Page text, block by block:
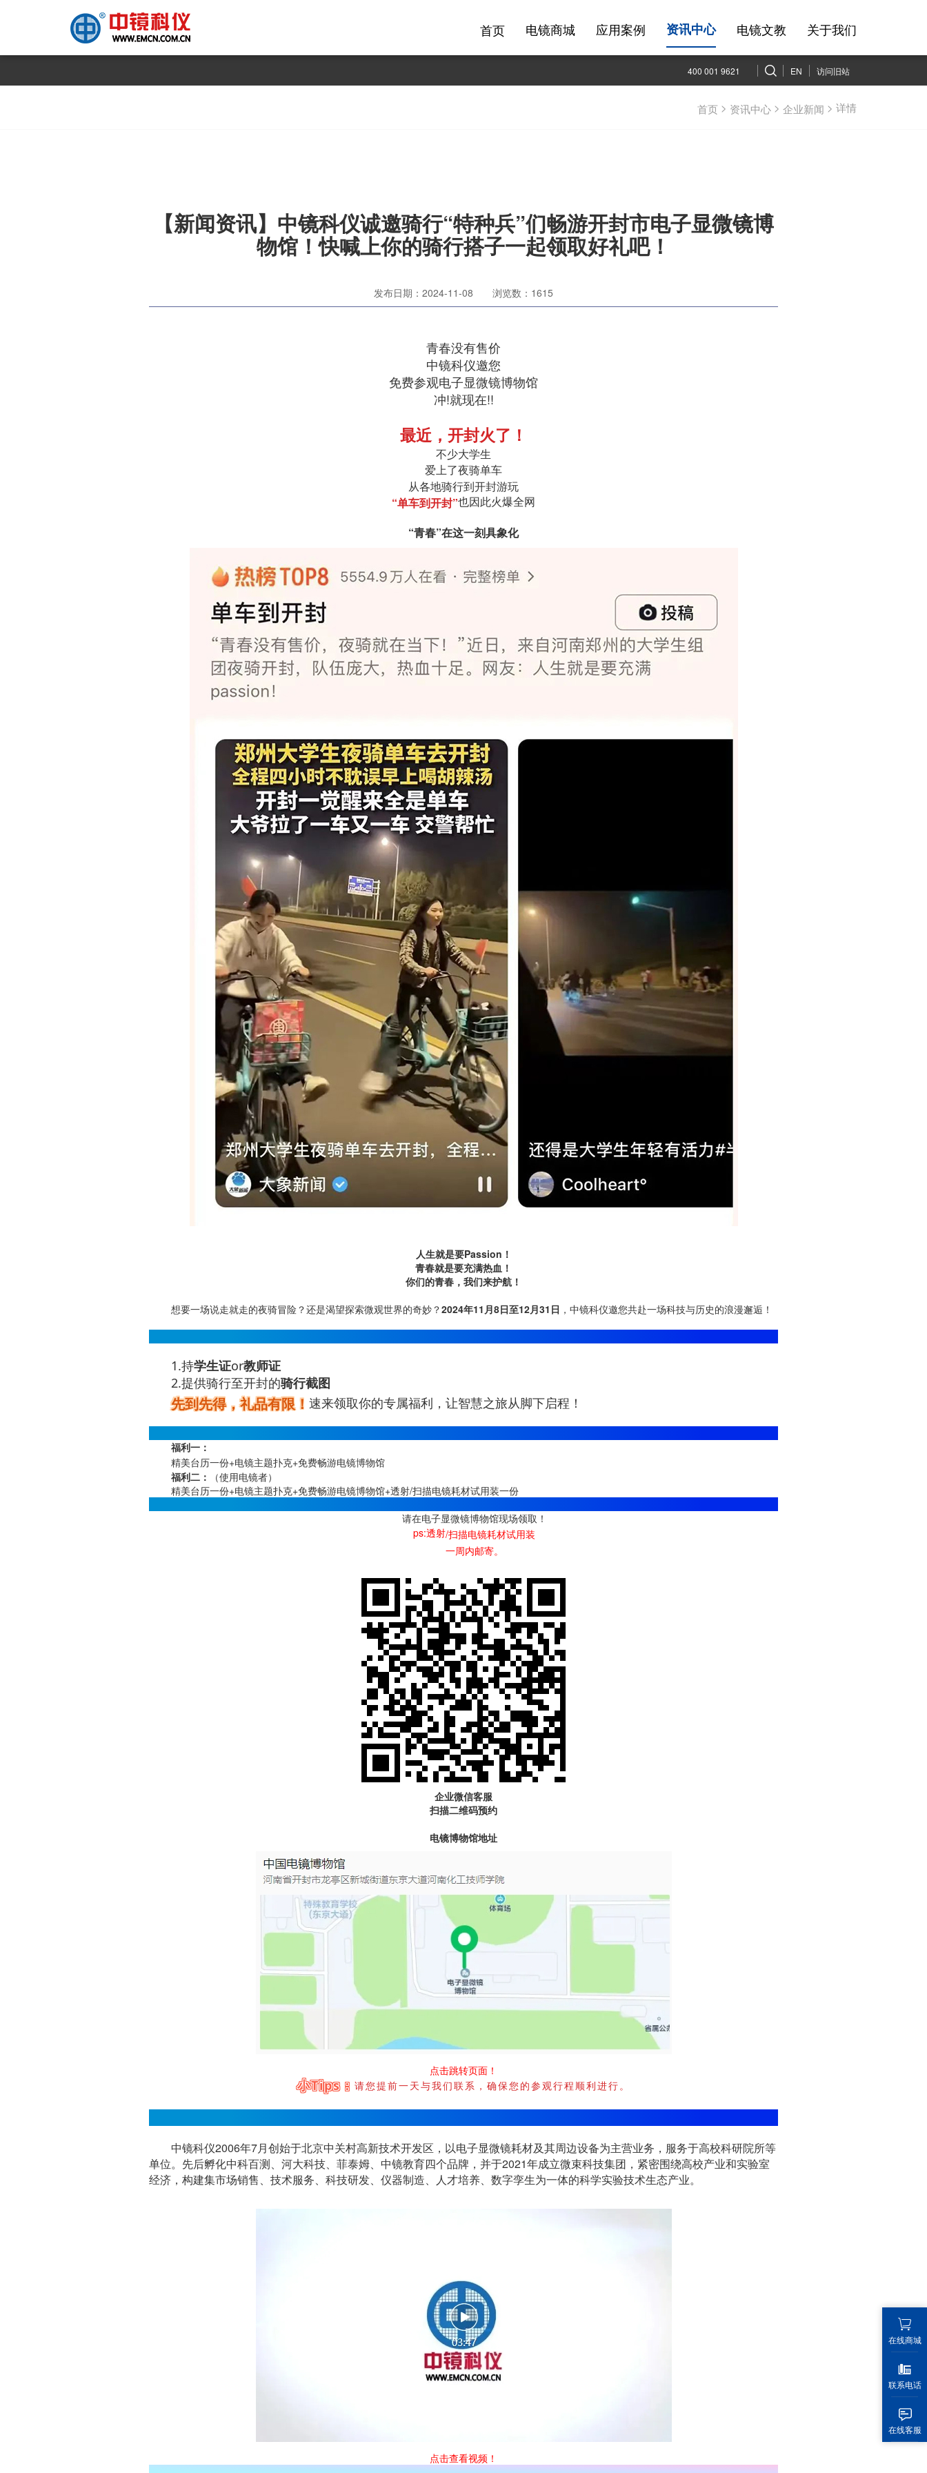
首页 电镜商城 应用案例 资讯中心 电镜文教 关于我们
400 001 9621 EN 访问旧站
首页 > 资讯中心 > 企业新闻 > 详情
【新闻资讯】中镜科仪诚邀骑行“特种兵”们畅游开封市电子显微镜博
物馆！快喊上你的骑行搭子一起领取好礼吧！
发布日期：2024-11-08 浏览数：1615
青春没有售价
中镜科仪邀您
免费参观电子显微镜博物馆
冲!就现在!!
最近，开封火了！
不少大学生
爱上了夜骑单车
从各地骑行到开封游玩
“单车到开封”也因此火爆全网
“青春”在这一刻具象化
人生就是要Passion！
青春就是要充满热血！
你们的青春，我们来护航！
想要一场说走就走的夜骑冒险？还是渴望探索微观世界的奇妙？2024年11月8日至12月31日 ，中镜科仪邀您共赴一场科技与历史的浪漫邂逅！
1.持学生证or教师证
2.提供骑行至开封的骑行截图
先到先得，礼品有限！ 速来领取你的专属福利，让智慧之旅从脚下启程！
福利一：
精美台历一份+电镜主题扑克+免费畅游电镜博物馆
福利二：
（使用电镜者）
精美台历一份+电镜主题扑克+免费畅游电镜博物馆+透射/扫描电镜耗材试用装一份
请在电子显微镜博物馆现场领取！
ps:透射/扫描电镜耗材试用装
一周内邮寄。
企业微信客服
扫描二维码预约
电镜博物馆地址
点击跳转页面！
小Tips： 请您提前一天与我们联系，确保您的参观行程顺利进行。
中镜科仪2006年7月创始于北京中关村高新技术开发区，以电子显微镜耗材及其周边设备为主营业务，服务于高校科研院所等
单位。先后孵化中科百测、河大科技、菲泰姆、中镜教育四个品牌，并于2021年成立微束科技集团，紧密围绕高校产业和实验室
经济，构建集市场销售、技术服务、科技研发、仪器制造、人才培养、数字孪生为一体的科学实验技术生态产业。
点击查看视频！
在线商城
联系电话
在线客服